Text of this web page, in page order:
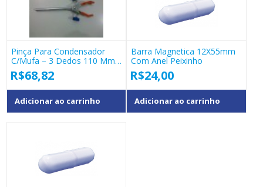
Pinça Para Condensador
C/Mufa – 3 Dedos 110 Mm
– 40.106-09
R$68,82
Adicionar ao carrinho
Barra Magnetica 12X55mm
Com Anel Peixinho
R$24,00
Adicionar ao carrinho